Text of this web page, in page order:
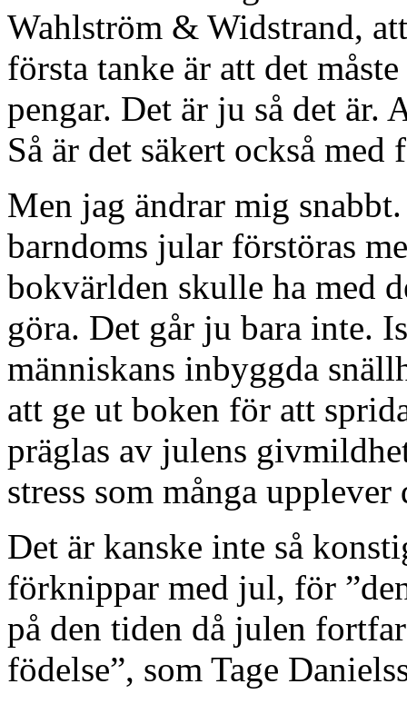
Wahlström & Widstrand,
första tanke är att det
pengar. Det är ju så det
Så är det säkert också med
Men jag ändrar mig
barndoms jular förstöras
bokvärlden skulle ha med
göra. Det går ju bara inte.
människans inbyggda
att ge ut boken för att
präglas av julens
stress som många
Det är kanske inte så
förknippar med jul, för
på den tiden då julen
födelse”, som Tage